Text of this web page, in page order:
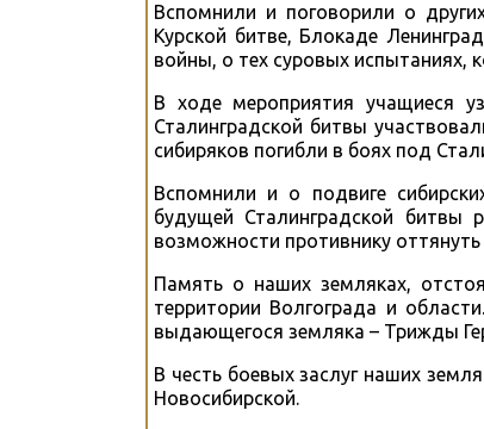
Вспомнили и поговорили о
Курской битве, Блокаде
войны, о тех суровых
В ходе мероприятия учащиеся
Сталинградской битвы
сибиряков погибли в боях под
Вспомнили и о подвиге
будущей Сталинградской битвы
возможности противнику
Память о наших земляках,
территории Волгограда и
выдающегося земляка – Трижды
В честь боевых заслуг наших
Новосибирской.